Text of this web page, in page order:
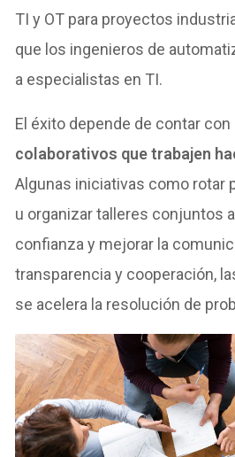
TI y OT para proyectos
que los ingenieros de
a especialistas en TI.
El éxito depende de contar con
colaborativos que trabajen
Algunas iniciativas como rotar
u organizar talleres conjuntos
confianza y mejorar la
transparencia y cooperación,
se acelera la resolución de